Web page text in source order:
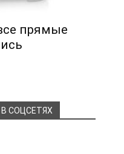
прямые
СОЦСЕТЯХ